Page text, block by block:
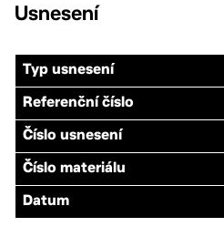
Usnesení
Typ usnesení
Referenční číslo
Číslo usnesení
Číslo materiálu
Datum